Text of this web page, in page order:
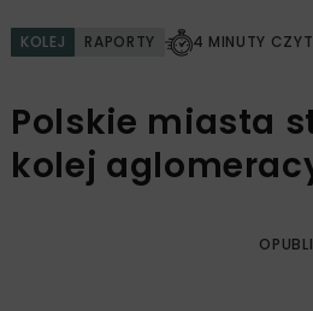
KOLEJ RAPORTY 4 MINUTY
Polskie miasta
kolej